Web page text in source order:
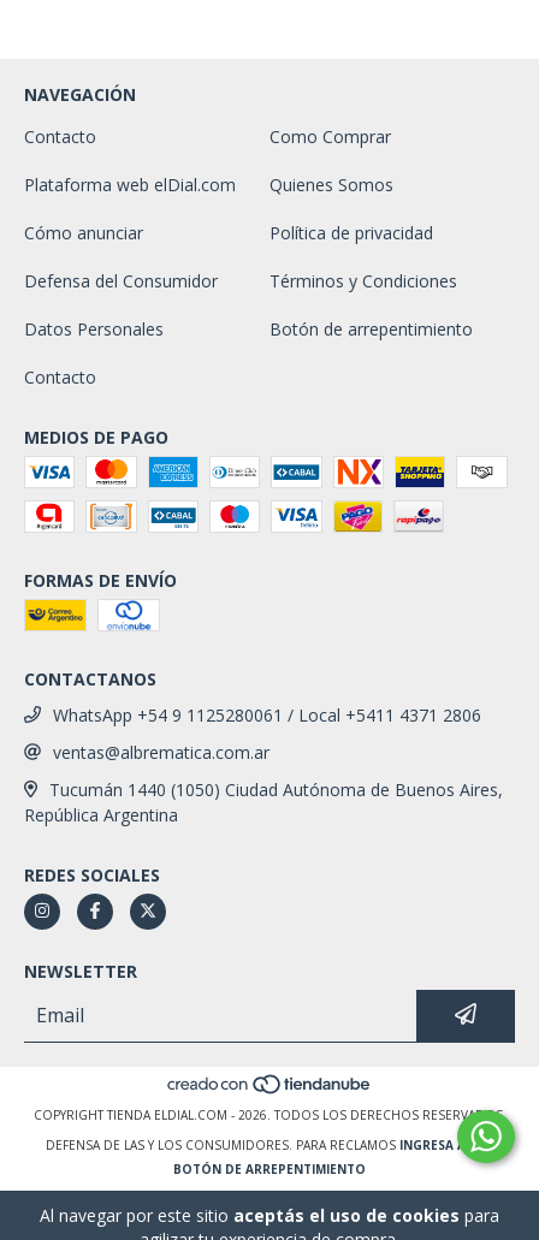
Al navegar por este sitio aceptás el uso de cookies para
NAVEGACIÓN
Contacto
Como Comprar
Plataforma web elDial.com Quienes Somos
Cómo anunciar Política de privacidad
Defensa del Consumidor Términos y Condiciones
Datos Personales Botón de arrepentimiento
Contacto
MEDIOS DE PAGO
FORMAS DE ENVÍO
CONTACTANOS
WhatsApp +54 9 1125280061 / Local +5411 4371 2806
ventas@albrematica.com.ar
Tucumán 1440 (1050) Ciudad Autónoma de Buenos Aires,
República Argentina
REDES SOCIALES
NEWSLETTER
COPYRIGHT TIENDA ELDIAL.COM - 2026. TODOS LOS DERECHOS RESERVADOS.
DEFENSA DE LAS Y LOS CONSUMIDORES. PARA RECLAMOS INGRESA AQUÍ.
BOTÓN DE ARREPENTIMIENTO